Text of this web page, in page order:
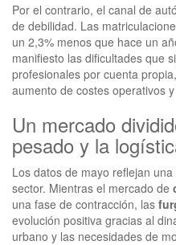
Por el contrario, el canal de
de debilidad. Las
un 2,3% menos que hace un
manifiesto las dificultades que
profesionales por cuenta
aumento de costes operativos
Un mercado
pesado y la
Los datos de mayo reflejan
sector. Mientras el mercado de
una fase de contracción, las
evolución positiva gracias al
urbano y las necesidades de